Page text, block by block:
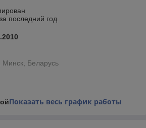
последний год
Минск, Беларусь
Показать весь график работы